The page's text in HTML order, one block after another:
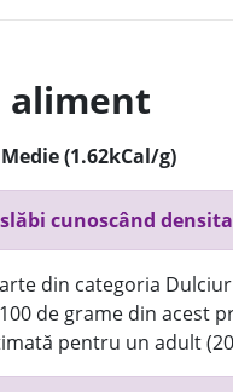
Medie (1.62kCal/g)
cunoscând
din categoria
de grame din acest
pentru un adult